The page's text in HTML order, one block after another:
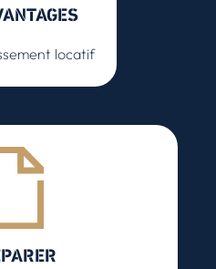
locatif